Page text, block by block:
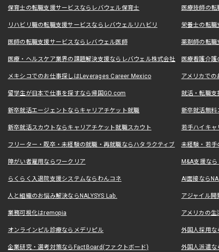
保育士の転職支援サービスならレバウェル保育士 医療技師の
リハビリ職の転職支援サービスならレバウェルリハビリ 栄養士の転
医師の転職支援サービスならレバウェル医師 薬剤師の転
医療・ヘルスケア業界の課題解決支援ならレバウェル株式会社 医療看護介
メキシコでのお仕事探しはLeverages Career Mexico アメリカで
留学生が日本で仕事を探すなら帰国GO.com 就活・転職
新卒就活エージェントならキャリアチケット就職 新卒就活無料
新卒就活スカウトならキャリアチケット就職スカウト 若手ハイキ
フリーター・既卒・未経験の就職・再就職ならハタラクティブ 未経験・若手
障がい者雇用ならワークリア M&A支援な
らくらく入退院支援システムならわんコネ AI面接なら
人と組織のお悩み解決ならNALYSYS Lab. アジャイル
業務可視化はremopia アメリカの
オンラインピル診療ならメデリピル 外国人採用
企業研究・選考対策ならFactBoard(ファクトボード) 外国人派遣な